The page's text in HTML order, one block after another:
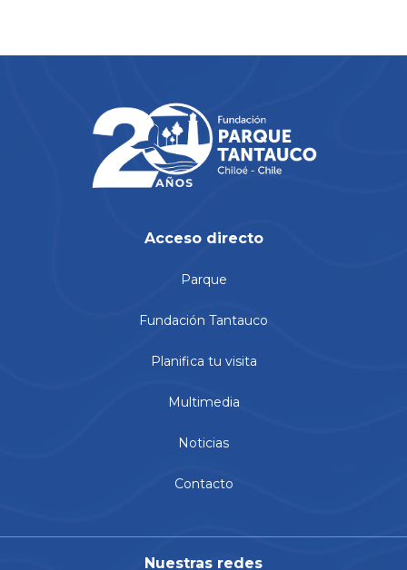
Acceso directo
Parque
Fundación Tantauco
Planifica tu visita
Multimedia
Noticias
Contacto
Nuestras redes